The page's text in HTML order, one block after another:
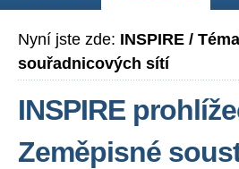
Nyní jste zde: INSPIRE /
souřadnicových sítí
INSPIRE
Zeměpisné